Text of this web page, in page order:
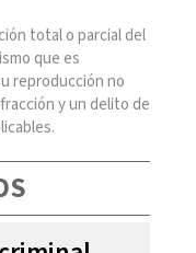
total o parcial del
que es
reproducción no
y un delito de